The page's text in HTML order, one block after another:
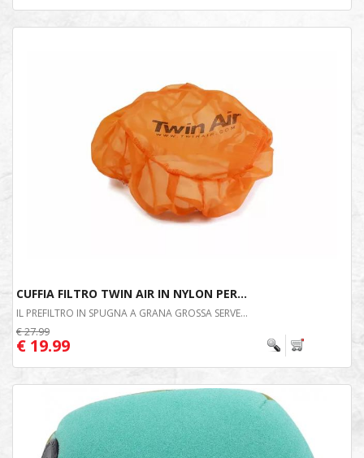
CUFFIA FILTRO TWIN AIR IN NYLON PER...
IL PREFILTRO IN SPUGNA A GRANA GROSSA SERVE...
€ 27.99
€ 19.99